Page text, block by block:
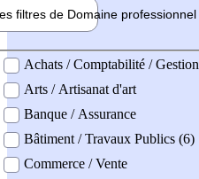
filtres de Domaine professionnel
professionel
Achats / Comptabilité / Gestion
Arts / Artisanat d'art
Banque / Assurance
Bâtiment / Travaux Publics (6)
Commerce / Vente